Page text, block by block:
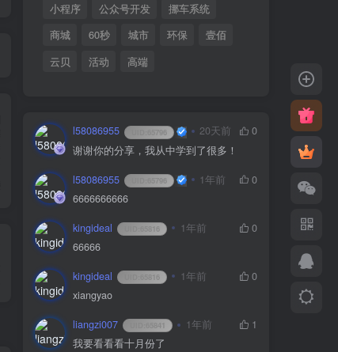
陪诊小程序/医院陪诊/全开源嘀嗒陪诊源码/原生微信小程序/代排队取药/照顾病人/护理 啦啦外卖v45.9至尊稳定运营独立版+App+小程序前端（头像&定位修复版）
小程序
公众号开发
挪车系统
商城
60秒 城市 环保
壹佰
云贝
活动 高端
l58086955 65796 20天前
0
谢谢你的分享，我从中学到了很多！
l58086955 65796 1年前
0
6666666666
kingideal 65816 1年前
0
66666
kingideal 65816 1年前
0
xiangyao
liangzi007 65841 1年前
1
我要看看看十月份了